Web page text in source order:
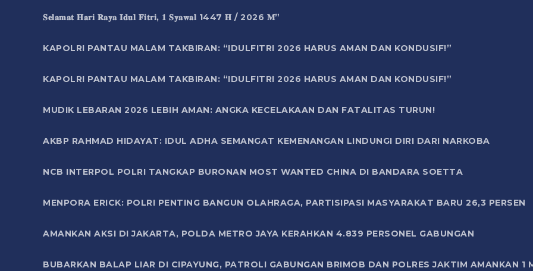
𝐒𝐞𝐥𝐚𝐦𝐚𝐭 𝐇𝐚𝐫𝐢 𝐑𝐚𝐲𝐚 𝐈𝐝𝐮𝐥 𝐅𝐢𝐭𝐫𝐢, 𝟏 𝐒𝐲𝐚𝐰𝐚𝐥 1447 𝐇 / 2026 𝐌”
KAPOLRI PANTAU MALAM TAKBIRAN: “IDULFITRI 2026 HARUS AMAN DAN KONDUSIF!”
KAPOLRI PANTAU MALAM TAKBIRAN: “IDULFITRI 2026 HARUS AMAN DAN KONDUSIF!”
MUDIK LEBARAN 2026 LEBIH AMAN: ANGKA KECELAKAAN DAN FATALITAS TURUN!
AKBP RAHMAD HIDAYAT: IDUL ADHA SEMANGAT KEMENANGAN LINDUNGI DIRI DARI NARKOBA
NCB INTERPOL POLRI TANGKAP BURONAN MOST WANTED CHINA DI BANDARA SOETTA
MENPORA ERICK: POLRI PENTING BANGUN OLAHRAGA, PARTISIPASI MASYARAKAT BARU 26,3 PERSEN
AMANKAN AKSI DI JAKARTA, POLDA METRO JAYA KERAHKAN 4.839 PERSONEL GABUNGAN
BUBARKAN BALAP LIAR DI CIPAYUNG, PATROLI GABUNGAN BRIMOB DAN POLRES JAKTIM AMANKAN 1